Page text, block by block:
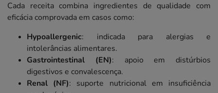
Cada receita combina ingredientes de qualidade com
eficácia comprovada em casos como:
Hypoallergenic: indicada para alergias e
intolerâncias alimentares.
Gastrointestinal (EN): apoio em distúrbios
digestivos e convalescença.
Renal (NF): suporte nutricional em insuficiência